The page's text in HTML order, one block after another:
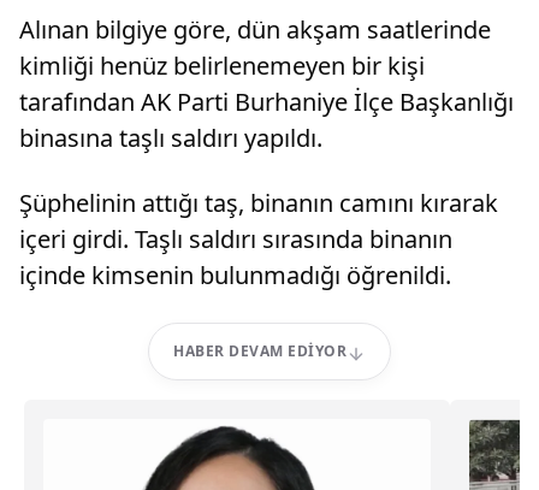
Alınan bilgiye göre, dün akşam saatlerinde
kimliği henüz belirlenemeyen bir kişi
tarafından AK Parti Burhaniye İlçe Başkanlığı
binasına taşlı saldırı yapıldı.
Şüphelinin attığı taş, binanın camını kırarak
içeri girdi. Taşlı saldırı sırasında binanın
içinde kimsenin bulunmadığı öğrenildi.
HABER DEVAM EDIYOR